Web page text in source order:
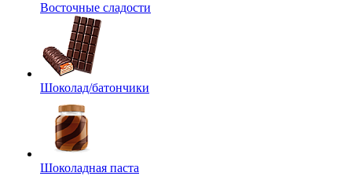
Восточные сладости
Шоколад/батончики
Шоколадная паста